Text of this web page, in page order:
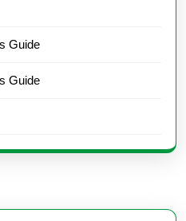
Guide
Guide